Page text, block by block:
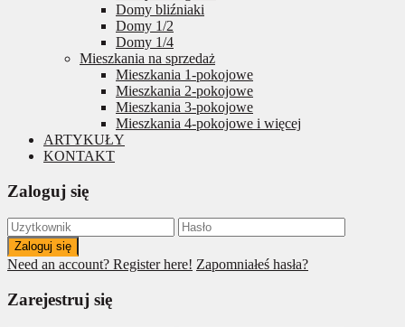
Domy bliźniaki
Domy 1/2
Domy 1/4
Mieszkania na sprzedaż
Mieszkania 1-pokojowe
Mieszkania 2-pokojowe
Mieszkania 3-pokojowe
Mieszkania 4-pokojowe i więcej
ARTYKUŁY
KONTAKT
Zaloguj się
Zaloguj się
Need an account? Register here! Zapomniałeś hasła?
Zarejestruj się